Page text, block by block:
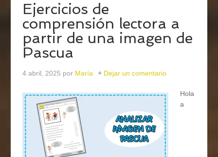
Ejercicios de
comprensión lectora a
partir de una imagen de
Pascua
4 abril, 2025 por María Dejar un comentario
Hola
a